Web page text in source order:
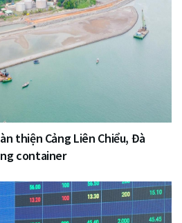
thiện Cảng Liên Chiểu, Đà
container